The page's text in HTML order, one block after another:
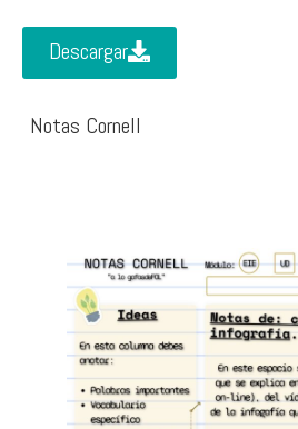
Descargar
Notas Cornell